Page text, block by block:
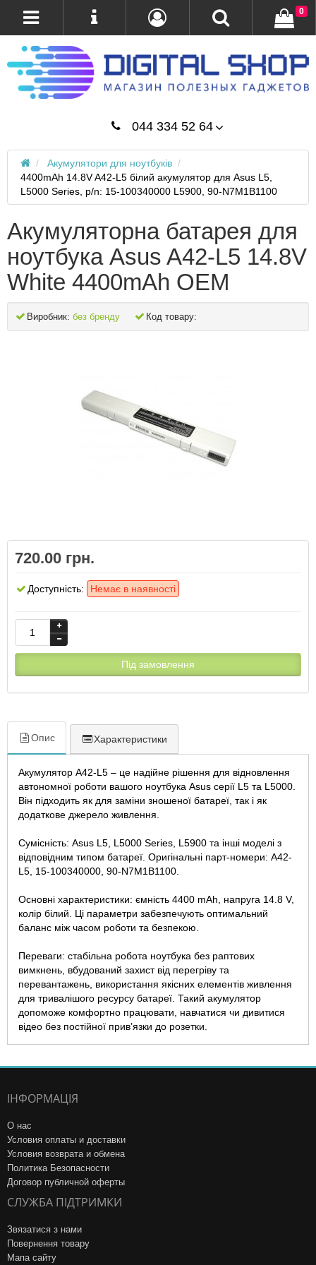
044 334 52 64
0
Акумулятори для ноутбуків
4400mAh 14.8V A42-L5 білий акумулятор для Asus L5,
L5000 Series, p/n: 15-100340000 L5900, 90-N7M1B1100
Акумуляторна батарея для
ноутбука Asus A42-L5 14.8V
White 4400mAh OEM
Виробник: без бренду Код товару:
720.00 грн.
Доступність: Немає в наявності
Під замовлення
Опис Характеристики
Акумулятор A42-L5 – це надійне рішення для відновлення
автономної роботи вашого ноутбука Asus серії L5 та L5000.
Він підходить як для заміни зношеної батареї, так і як
додаткове джерело живлення.
Сумісність: Asus L5, L5000 Series, L5900 та інші моделі з
відповідним типом батареї. Оригінальні парт-номери: A42-
L5, 15-100340000, 90-N7M1B1100.
Основні характеристики: ємність 4400 mAh, напруга 14.8 V,
колір білий. Ці параметри забезпечують оптимальний
баланс між часом роботи та безпекою.
Переваги: стабільна робота ноутбука без раптових
вимкнень, вбудований захист від перегріву та
перевантажень, використання якісних елементів живлення
для тривалішого ресурсу батареї. Такий акумулятор
допоможе комфортно працювати, навчатися чи дивитися
відео без постійної прив’язки до розетки.
ІНФОРМАЦІЯ
О нас
Условия оплаты и доставки
Условия возврата и обмена
Политика Безопасности
Договор публичной оферты
СЛУЖБА ПІДТРИМКИ
Звязатися з нами
Повернення товару
Мапа сайту